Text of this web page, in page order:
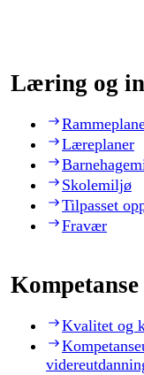
Læring og
Læreplaner
Skolemiljø
Tilpasset
Fravær
Kvalitet og